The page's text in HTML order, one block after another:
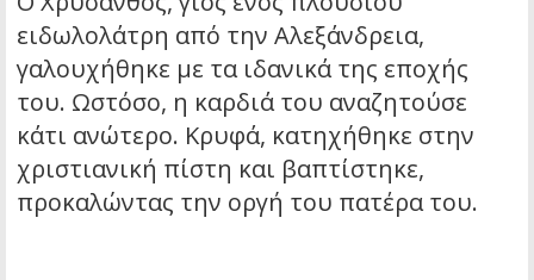
ειδωλολάτρη από την Αλεξάνδρεια,
γαλουχήθηκε με τα ιδανικά της εποχής
του. Ωστόσο, η καρδιά του αναζητούσε
κάτι ανώτερο. Κρυφά, κατηχήθηκε στην
χριστιανική πίστη και βαπτίστηκε,
προκαλώντας την οργή του πατέρα του.